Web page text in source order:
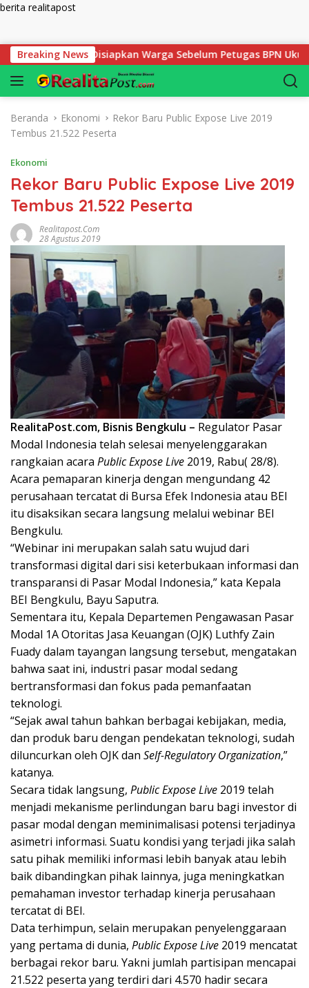
berita realitapost
Breaking News
Harus Disiapkan Warga Sebelum Petugas BPN Ukur Tanah
Beranda Ekonomi
Rekor Baru Public Expose Live 2019
Tembus 21.522 Peserta
Ekonomi
Rekor Baru Public Expose Live 2019
Tembus 21.522 Peserta
Realitapost.com
28 Agustus 2019
RealitaPost.com, Bisnis Bengkulu – Regulator Pasar
Modal Indonesia telah selesai menyelenggarakan
rangkaian acara Public Expose Live 2019, Rabu( 28/8).
Acara pemaparan kinerja dengan mengundang 42
perusahaan tercatat di Bursa Efek Indonesia atau BEI
itu disaksikan secara langsung melalui webinar BEI
Bengkulu.
“Webinar ini merupakan salah satu wujud dari
transformasi digital dari sisi keterbukaan informasi dan
transparansi di Pasar Modal Indonesia,” kata Kepala
BEI Bengkulu, Bayu Saputra.
Sementara itu, Kepala Departemen Pengawasan Pasar
Modal 1A Otoritas Jasa Keuangan (OJK) Luthfy Zain
Fuady dalam tayangan langsung tersebut, mengatakan
bahwa saat ini, industri pasar modal sedang
bertransformasi dan fokus pada pemanfaatan
teknologi.
“Sejak awal tahun bahkan berbagai kebijakan, media,
dan produk baru dengan pendekatan teknologi, sudah
diluncurkan oleh OJK dan Self-Regulatory Organization,”
katanya.
Secara tidak langsung, Public Expose Live 2019 telah
menjadi mekanisme perlindungan baru bagi investor di
pasar modal dengan meminimalisasi potensi terjadinya
asimetri informasi. Suatu kondisi yang terjadi jika salah
satu pihak memiliki informasi lebih banyak atau lebih
baik dibandingkan pihak lainnya, juga meningkatkan
pemahaman investor terhadap kinerja perusahaan
tercatat di BEI.
Data terhimpun, selain merupakan penyelenggaraan
yang pertama di dunia, Public Expose Live 2019 mencatat
berbagai rekor baru. Yakni jumlah partisipan mencapai
21.522 peserta yang terdiri dari 4.570 hadir secara